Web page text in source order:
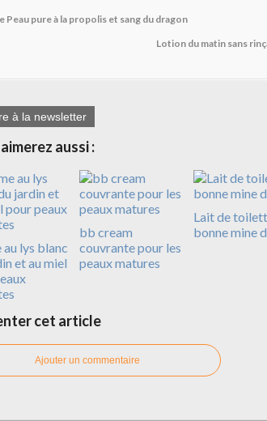
Peau pure à la propolis et sang du dragon
Lotion du matin sans
à la newsletter
aussi :
au lys blanc
et au miel
bb cream
couvrante pour les
peaux matures
Lait de
bonne mine
cet article
Ajouter un commentaire